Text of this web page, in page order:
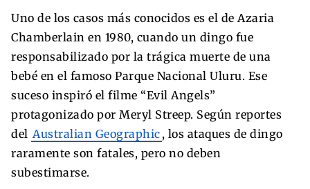
Uno de los casos más conocidos es el de Azaria
Chamberlain en 1980, cuando un dingo fue
responsabilizado por la trágica muerte de una
bebé en el famoso Parque Nacional Uluru. Ese
suceso inspiró el filme “Evil Angels”
protagonizado por Meryl Streep. Según reportes
del Australian Geographic , los ataques de dingo
raramente son fatales, pero no deben
subestimarse.